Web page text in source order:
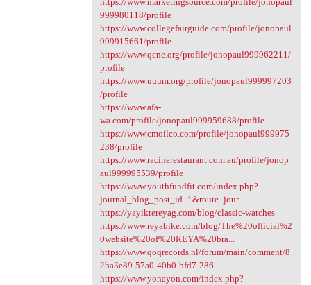
999980118/profile
https://www.collegefairguide.com/profile/jonopaul
999915661/profile
https://www.qcne.org/profile/jonopaul999962211/
profile
https://www.uuum.org/profile/jonopaul999997203
/profile
https://www.afa-
wa.com/profile/jonopaul999959688/profile
https://www.cmoilco.com/profile/jonopaul999975
238/profile
https://www.racinerestaurant.com.au/profile/jonop
aul999995539/profile
https://www.youthfundfit.com/index.php?
journal_blog_post_id=1&route=jour...
https://yayiktereyag.com/blog/classic-watches
https://www.reyabike.com/blog/The%20official%2
0website%20of%20REYA%20bra...
https://www.qoqrecords.nl/forum/main/comment/8
2ba3e89-57a0-40b0-bfd7-286...
https://www.yonayon.com/index.php?